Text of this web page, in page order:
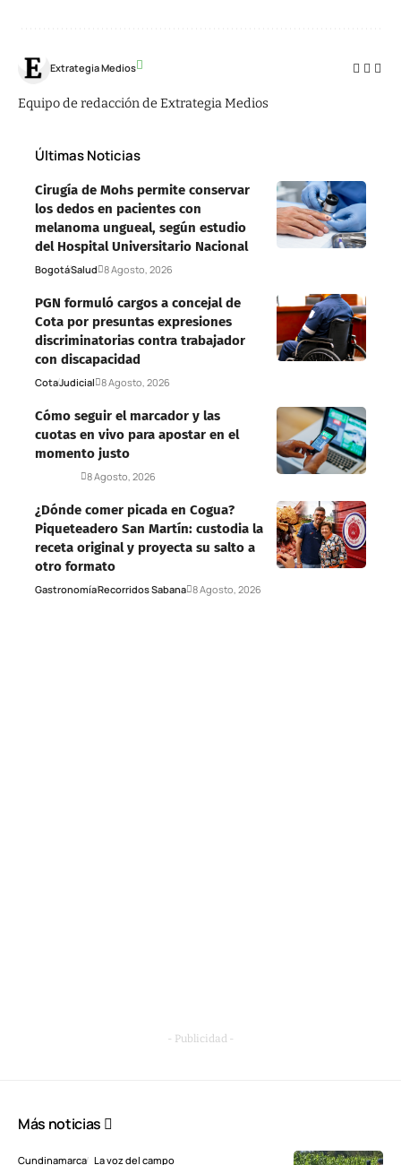
Extrategia Medios
Equipo de redacción de Extrategia Medios
Últimas Noticias
Cirugía de Mohs permite conservar
los dedos en pacientes con
melanoma ungueal, según estudio
del Hospital Universitario Nacional
BogotáSalud 8 Agosto, 2026
PGN formuló cargos a concejal de
Cota por presuntas expresiones
discriminatorias contra trabajador
con discapacidad
CotaJudicial 8 Agosto, 2026
Cómo seguir el marcador y las
cuotas en vivo para apostar en el
momento justo
8 Agosto, 2026
¿Dónde comer picada en Cogua?
Piqueteadero San Martín: custodia la
receta original y proyecta su salto a
otro formato
GastronomíaRecorridos Sabana 8 Agosto, 2026
- Publicidad -
Más noticias
Cundinamarca La voz del campo